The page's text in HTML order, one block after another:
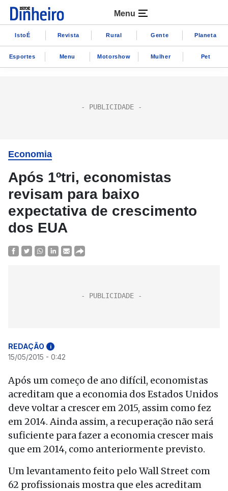
Menu
IstoÉ Revista Rural Gente Planeta
Esportes Menu Motorshow Mulher Pet
Economia
Após 1ºtri, economistas
revisam para baixo
expectativa de crescimento
dos EUA
REDAÇÃO i
15/05/2015 - 0:42
Após um começo de ano difícil, economistas
acreditam que a economia dos Estados Unidos
deve voltar a crescer em 2015, assim como fez
em 2014. Ainda assim, a recuperação não será
suficiente para fazer a economia crescer mais
que em 2014, como anteriormente previsto.
Um levantamento feito pelo Wall Street com
62 profissionais mostra que eles acreditam